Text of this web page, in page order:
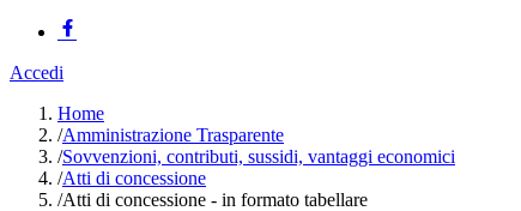
Accedi
Home
/Amministrazione Trasparente
/Sovvenzioni, contributi, sussidi, vantaggi economici
/Atti di concessione
/Atti di concessione - in formato tabellare